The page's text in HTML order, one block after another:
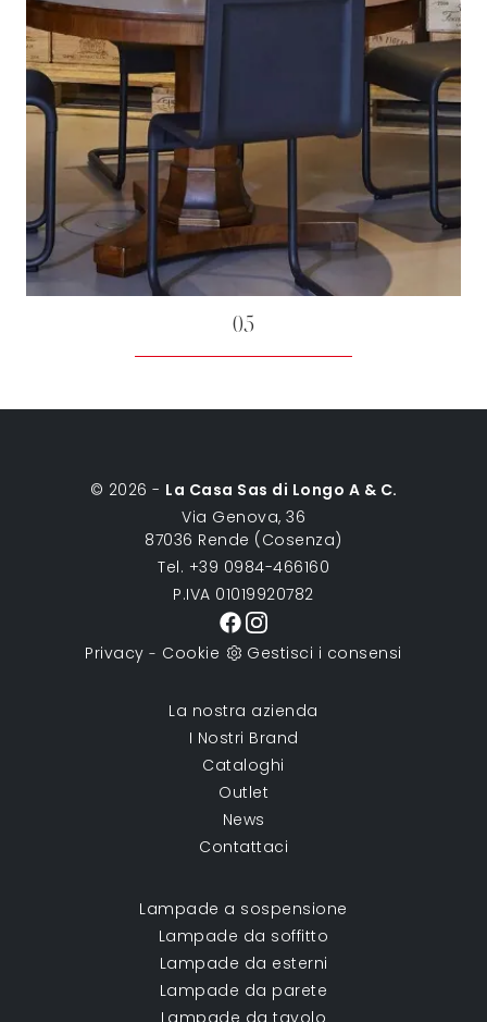
05
© 2026 - La Casa Sas di Longo A & C.
Via Genova, 36
87036 Rende (Cosenza)
Tel. +39 0984-466160
P.IVA 01019920782
Privacy - Cookie Gestisci i consensi
La nostra azienda
I Nostri Brand
Cataloghi
Outlet
News
Contattaci
Lampade a sospensione
Lampade da soffitto
Lampade da esterni
Lampade da parete